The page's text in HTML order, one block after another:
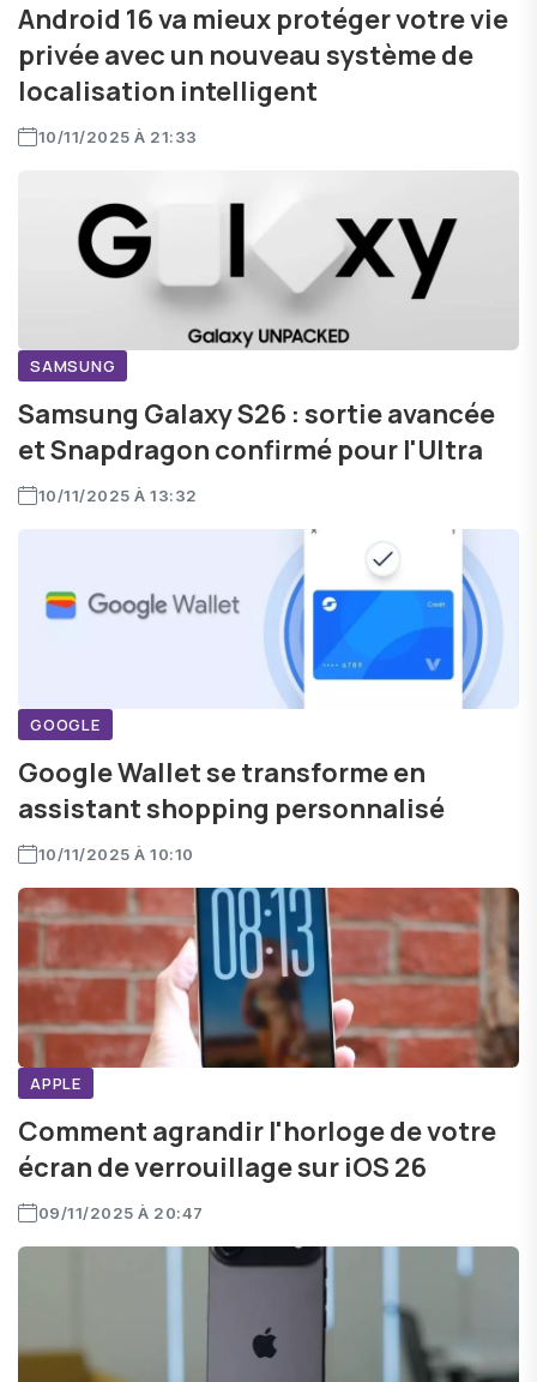
Android 16 va mieux protéger votre vie
privée avec un nouveau système de
localisation intelligent
10/11/2025 À 21:33
SAMSUNG
Samsung Galaxy S26 : sortie avancée
et Snapdragon confirmé pour l'Ultra
10/11/2025 À 13:32
GOOGLE
Google Wallet se transforme en
assistant shopping personnalisé
10/11/2025 À 10:10
APPLE
Comment agrandir l'horloge de votre
écran de verrouillage sur iOS 26
09/11/2025 À 20:47